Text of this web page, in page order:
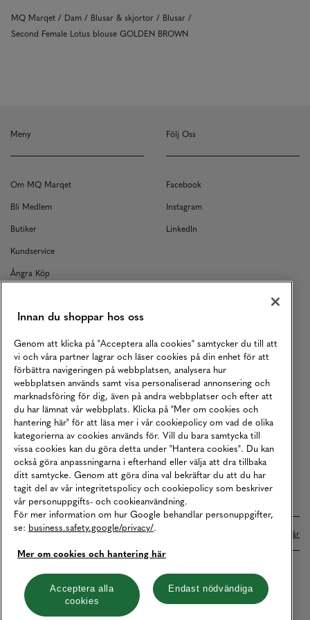
MQ Marqet Dam Blusar & skjortor
Blusar
Second Female Lotus blouse GOLDEN BROWN
Meny
Om MQ Marqet
Bli Medlem
Butiker
Kundservice
Ångra Köp
Returer
Köpvillkor
Karriär
Vårt Ansvar
Våra Tjänster
Press
Studentrabatt
B2B
Tillgänglighetsredogörelse
Följ Oss
Facebook
Instagram
LinkedIn
Betalningar online sköts i samarbete med Klarna. Läs mer här
Cookies Integritetspolicy
Hantera cookies
Innan du shoppar hos oss
Genom att klicka på "Acceptera alla cookies" samtycker du till att
vi och våra partner lagrar och läser cookies på din enhet för att
förbättra navigeringen på webbplatsen, analysera hur
webbplatsen används samt visa personaliserad annonsering och
marknadsföring för dig, även på andra webbplatser och efter att
du har lämnat vår webbplats. Klicka på "Mer om cookies och
hantering här" för att läsa mer i vår cookiepolicy om vad de olika
kategorierna av cookies används för. Vill du bara samtycka till
vissa cookies kan du göra detta under "Hantera cookies". Du kan
också göra anpassningarna i efterhand eller välja att dra tillbaka
ditt samtycke. Genom att göra dina val bekräftar du att du har
tagit del av vår integritetspolicy och cookiepolicy som beskriver
vår personuppgifts- och cookieanvändning.
För mer information om hur Google behandlar personuppgifter,
se: business.safety.google/privacy/.
Mer om cookies och hantering här
Acceptera alla
cookies
Endast nödvändiga